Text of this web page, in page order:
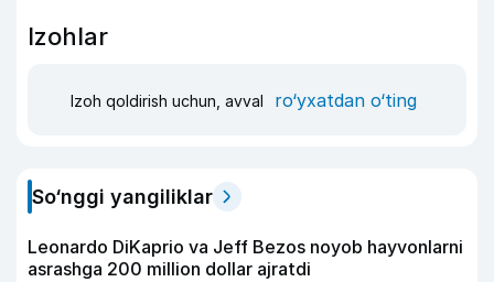
Izohlar
Izoh qoldirish uchun, avval ro‘yxatdan o‘ting
So‘nggi yangiliklar
Leonardo DiKaprio va Jeff Bezos noyob hayvonlarni
asrashga 200 million dollar ajratdi